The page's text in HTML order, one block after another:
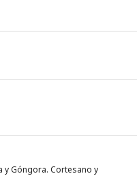
y Góngora. Cortesano y